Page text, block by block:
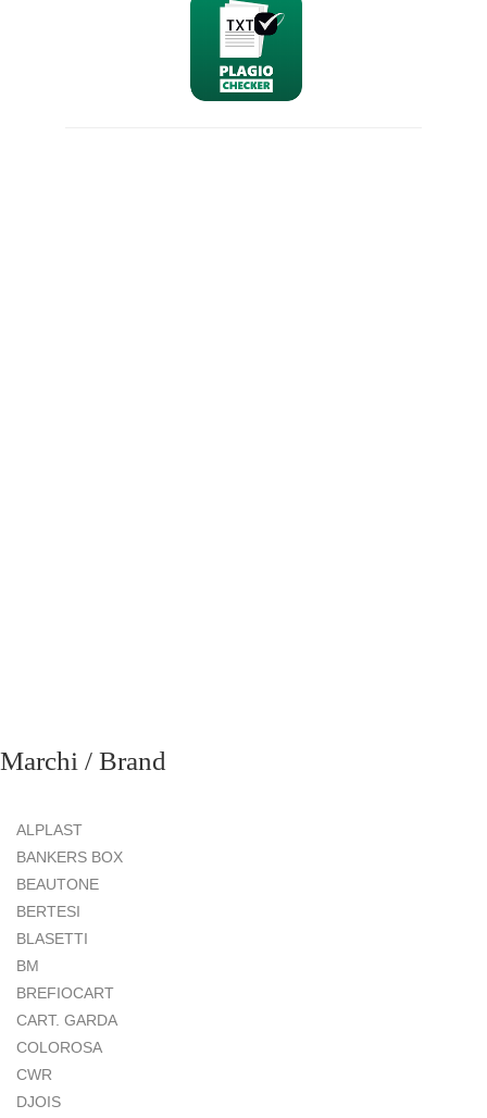
Marchi / Brand
ALPLAST
BANKERS BOX
BEAUTONE
BERTESI
BLASETTI
BM
BREFIOCART
CART. GARDA
COLOROSA
CWR
DJOIS